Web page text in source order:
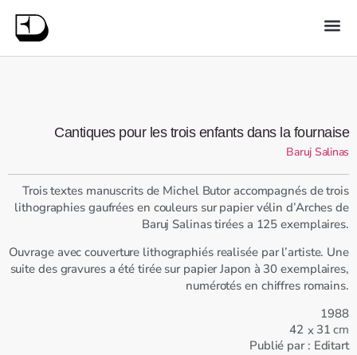
Cantiques pour les trois enfants dans la fournaise
Baruj Salinas
Trois textes manuscrits de Michel Butor accompagnés de trois
lithographies gaufrées en couleurs sur papier vélin d’Arches de
Baruj Salinas tirées a 125 exemplaires.
Ouvrage avec couverture lithographiés realisée par l’artiste. Une
suite des gravures a été tirée sur papier Japon à 30 exemplaires,
numérotés en chiffres romains.
1988
42 x 31 cm
Publié par : Editart